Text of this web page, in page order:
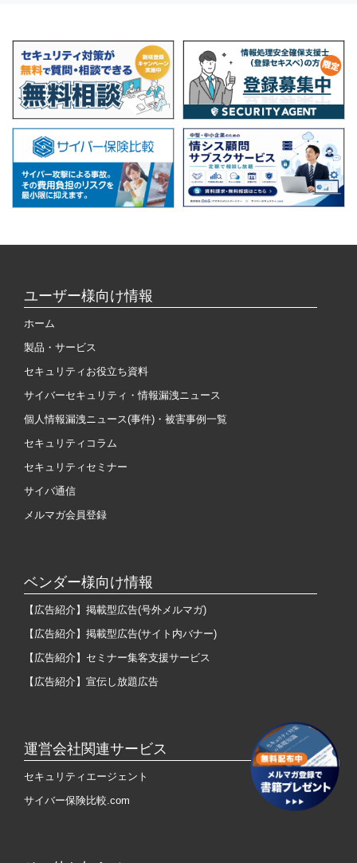
ユーザー様向け情報
ホーム
製品・サービス
セキュリティお役立ち資料
サイバーセキュリティ・情報漏洩ニュース
個人情報漏洩ニュース(事件)・被害事例一覧
セキュリティコラム
セキュリティセミナー
サイバ通信
メルマガ会員登録
ベンダー様向け情報
【広告紹介】掲載型広告(号外メルマガ)
【広告紹介】掲載型広告(サイト内バナー)
【広告紹介】セミナー集客支援サービス
【広告紹介】宣伝し放題広告
運営会社関連サービス
セキュリティエージェント
サイバー保険比較.com